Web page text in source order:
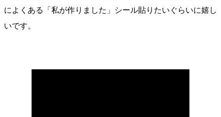
によくある「私が作りました」シール貼りたいぐらいに嬉し
いです。